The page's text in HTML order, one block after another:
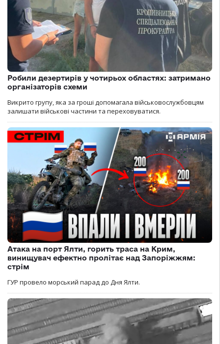
Робили дезертирів у чотирьох областях: затримано
організаторів схеми
Викрито групу, яка за гроші допомагала військовослужбовцям
залишати військові частини та переховуватися.
Атака на порт Ялти, горить траса на Крим,
винищувач ефектно пролітає над Запоріжжям:
стрім
ГУР провело морський парад до Дня Ялти.